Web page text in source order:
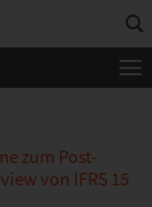
zum Post-
von IFRS 15